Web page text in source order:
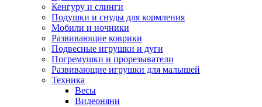
Кенгуру и слинги
Подушки и снуды для кормления
Мобили и ночники
Развивающие коврики
Подвесные игрушки и дуги
Погремушки и прорезыватели
Развивающие игрушки для малышей
Техника
Весы
Видеоняни